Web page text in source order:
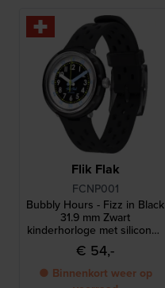
Flik Flak
FCNP001
Bubbly Hours - Fizz in Black
31.9 mm Zwart
kinderhorloge met siliconen
band
€ 54,-
● Binnenkort weer op